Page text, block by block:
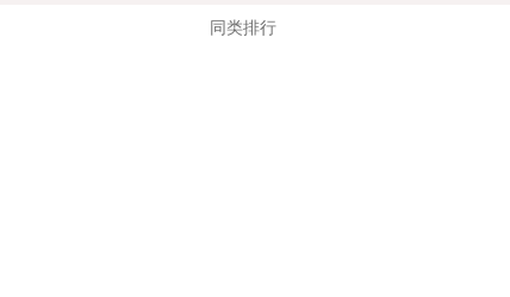
同类排行